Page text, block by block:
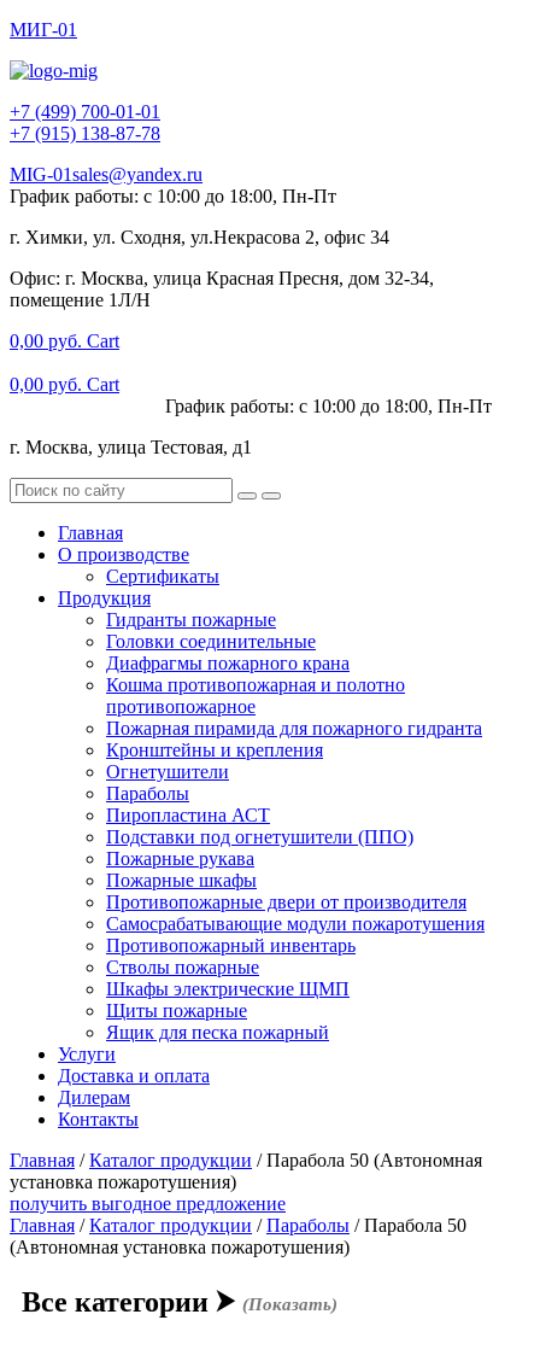
МИГ-01
+7 (499) 700-01-01
+7 (915) 138-87-78
MIG-01sales@yandex.ru
График работы: с 10:00 до 18:00, Пн-Пт
г. Химки, ул. Сходня, ул.Некрасова 2, офис 34
Офис: г. Москва, улица Красная Пресня, дом 32-34,
помещение 1Л/Н
0,00 руб. Cart
0,00 руб. Cart
График работы: с 10:00 до 18:00, Пн-Пт
г. Москва, улица Тестовая, д1
Главная
О производстве
Сертификаты
Продукция
Гидранты пожарные
Головки соединительные
Диафрагмы пожарного крана
Кошма противопожарная и полотно
противопожарное
Пожарная пирамида для пожарного гидранта
Кронштейны и крепления
Огнетушители
Параболы
Пиропластина АСТ
Подставки под огнетушители (ППО)
Пожарные рукава
Пожарные шкафы
Противопожарные двери от производителя
Самосрабатывающие модули пожаротушения
Противопожарный инвентарь
Стволы пожарные
Шкафы электрические ЩМП
Щиты пожарные
Ящик для песка пожарный
Услуги
Доставка и оплата
Дилерам
Контакты
Главная /Каталог продукции /Парабола 50 (Автономная
установка пожаротушения)
получить выгодное предложение
Главная /Каталог продукции /Параболы / Парабола 50
(Автономная установка пожаротушения)
Все категории ⮞ (Показать)